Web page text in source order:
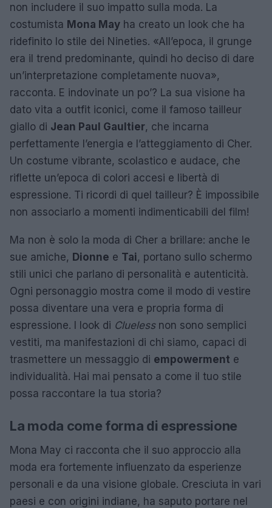
non includere il suo impatto sulla moda. La
costumista Mona May ha creato un look che ha
ridefinito lo stile dei Nineties. «All’epoca, il grunge
era il trend predominante, quindi ho deciso di dare
un’interpretazione completamente nuova»,
racconta. E indovinate un po’? La sua visione ha
dato vita a outfit iconici, come il famoso tailleur
giallo di Jean Paul Gaultier, che incarna
perfettamente l’energia e l’atteggiamento di Cher.
Un costume vibrante, scolastico e audace, che
riflette un’epoca di colori accesi e libertà di
espressione. Ti ricordi di quel tailleur? È impossibile
non associarlo a momenti indimenticabili del film!
Ma non è solo la moda di Cher a brillare: anche le
sue amiche, Dionne e Tai, portano sullo schermo
stili unici che parlano di personalità e autenticità.
Ogni personaggio mostra come il modo di vestire
possa diventare una vera e propria forma di
espressione. I look di Cluelessnon sono semplici
vestiti, ma manifestazioni di chi siamo, capaci di
trasmettere un messaggio di empowerment e
individualità. Hai mai pensato a come il tuo stile
possa raccontare la tua storia?
La moda come forma di espressione
Mona May ci racconta che il suo approccio alla
moda era fortemente influenzato da esperienze
personali e da una visione globale. Cresciuta in vari
paesi e con origini indiane, ha saputo portare nel